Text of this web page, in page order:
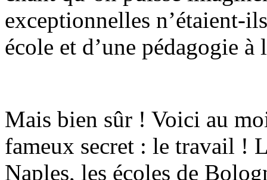
exceptionnelles n’étaient-
école et d’une pédagogie
Mais bien sûr ! Voici au
fameux secret : le travail !
Naples, les écoles de